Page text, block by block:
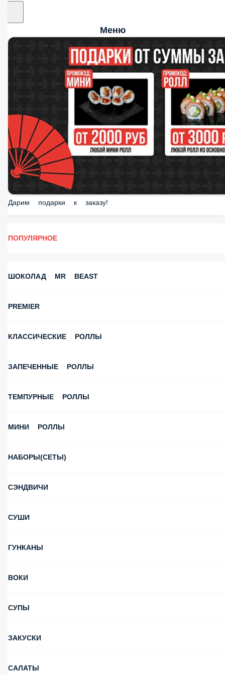
Меню
Дарим подарки к заказу!
ПОПУЛЯРНОЕ
ШОКОЛАД MR BEAST
PREMIER
КЛАССИЧЕСКИЕ РОЛЛЫ
ЗАПЕЧЕННЫЕ РОЛЛЫ
ТЕМПУРНЫЕ РОЛЛЫ
МИНИ РОЛЛЫ
НАБОРЫ(СЕТЫ)
СЭНДВИЧИ
СУШИ
ГУНКАНЫ
ВОКИ
СУПЫ
ЗАКУСКИ
САЛАТЫ